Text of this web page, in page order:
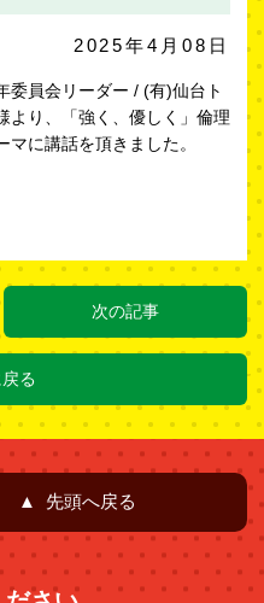
2025年4月08日
員会リーダー / (有)仙台ト
り、「強く、優しく」倫理
に講話を頂きました。
次の記事
る
▲ 先頭へ戻る